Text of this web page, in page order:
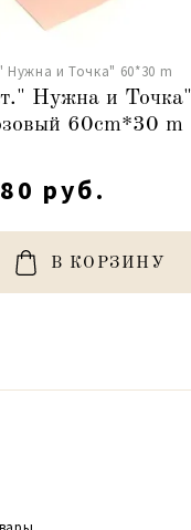
Нужна и Точка" 60*30 m
Нужна и Точка"
60cm*30 m
руб.
В КОРЗИНУ